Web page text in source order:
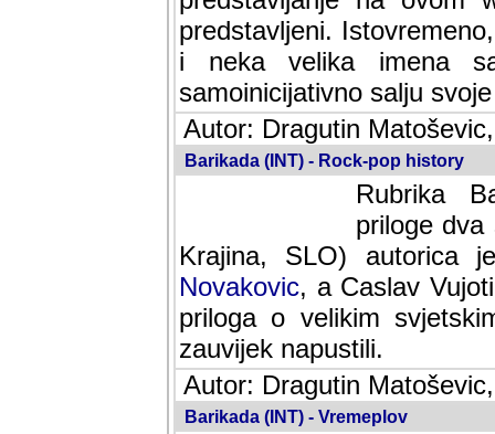
predstavljeni.
i neka velika imena
samoinicijativno salju
Autor: Dragutin
Barikada (INT) - Rock-pop history
Rubrika
dva
SLO) autorica je velikog
Caslav Vujotic
velikim svjetskim
napustili.
Autor: Dragutin
Barikada (INT) - Vremeplov